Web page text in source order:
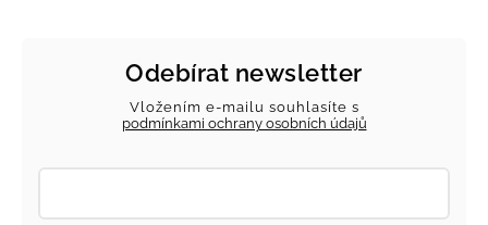
Odebírat newsletter
Vložením e-mailu souhlasíte s
podmínkami ochrany osobních údajů